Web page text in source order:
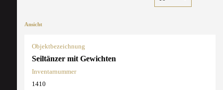
Ansicht
Objektbezeichnung
Seiltänzer mit Gewichten
Inventarnummer
1410